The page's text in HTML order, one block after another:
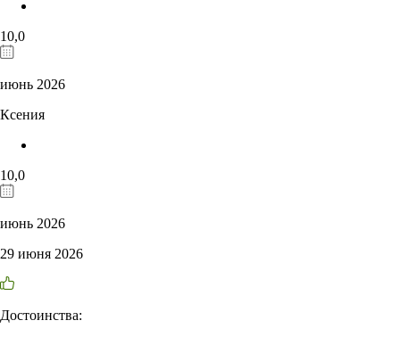
10,0
июнь 2026
Ксения
10,0
июнь 2026
29 июня 2026
Достоинства: